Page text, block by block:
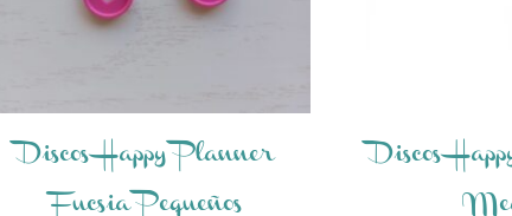
Discos Happy Planner
Fucsia Pequeños
Discos